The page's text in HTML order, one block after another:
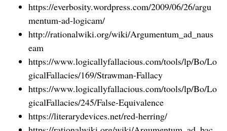
https://everbosity.wordpress.com/2009/06/26/argu
mentum-ad-logicam/
http://rationalwiki.org/wiki/Argumentum_ad_naus
eam
https://www.logicallyfallacious.com/tools/lp/Bo/Lo
gicalFallacies/169/Strawman-Fallacy
https://www.logicallyfallacious.com/tools/lp/Bo/Lo
gicalFallacies/245/False-Equivalence
https://literarydevices.net/red-herring/